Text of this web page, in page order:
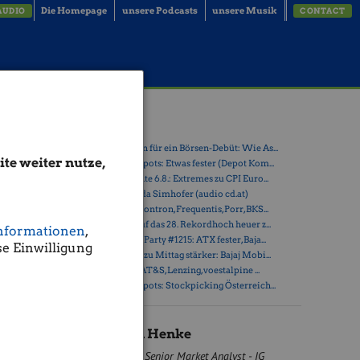
weiter nutze,
,
Einwilligung
Die Homepage unsere Podcasts unsere Musik CONTACT
erst
» Zehn Vokabeln für ein Börsen-Debüt: Wie As...
» Österreich-Depots: Etwas fester (Depot Kom...
» Börsegeschichte 6.8.: Extremes zu CPI Euro...
» Nachlese: Linda Simhofer (audio cd.at)
» PIR-News zu Kontron, Frequentis, Porr, BKS...
» ATX steuert auf das 28. Rekordhoch heuer z...
» Wiener Börse Party #1215: ATX fester, Baja...
» Wiener Börse zu Mittag stärker: Bajaj Mobi...
» ATX-Trends: AT&S, Lenzing, voestalpine ...
» Österreich-Depots: Stockpicking Österreich...
Christian Henke
Senior Market Analyst - IG